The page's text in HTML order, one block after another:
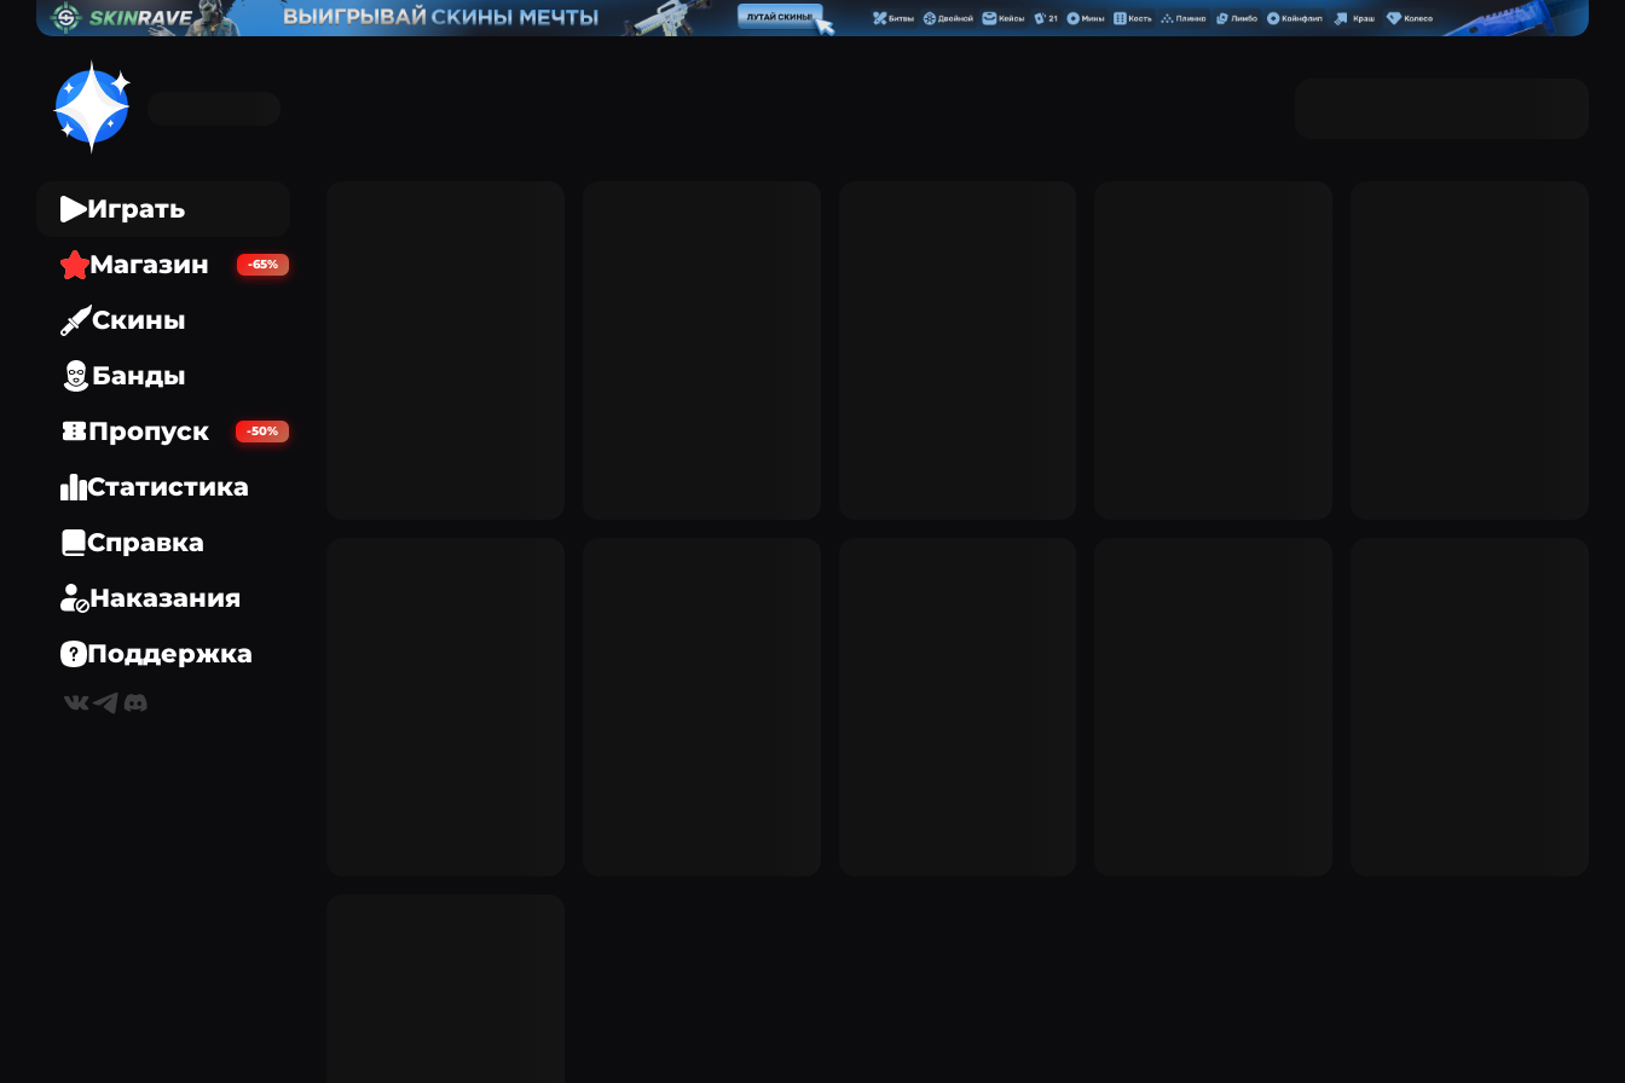
Играть
Магазин
-65%
Скины
Банды
Пропуск
-50%
Статистика
Справка
Наказания
Поддержка